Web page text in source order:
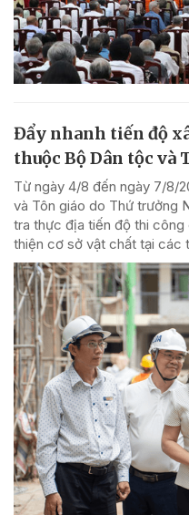
Đẩy nhanh tiến độ
thuộc Bộ Dân tộc và
Từ ngày 4/8 đến ngày 7/8/
và Tôn giáo do Thứ trưởng
tra thực địa tiến độ thi công
thiện cơ sở vật chất tại các